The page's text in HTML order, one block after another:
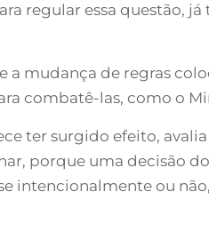
regular essa questão,
a mudança de regras
combatê-las, como o
ter surgido efeito,
porque uma decisão
intencionalmente ou